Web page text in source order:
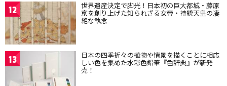
12 世界遺産決定で脚光！日本初の巨大都城・藤原
京を創り上げた知られざる女帝・持統天皇の凄
絶な執念
13 日本の四季折々の植物や情景を描くことに相応
しい色を集めた水彩色鉛筆『色辞典』が新発
売！